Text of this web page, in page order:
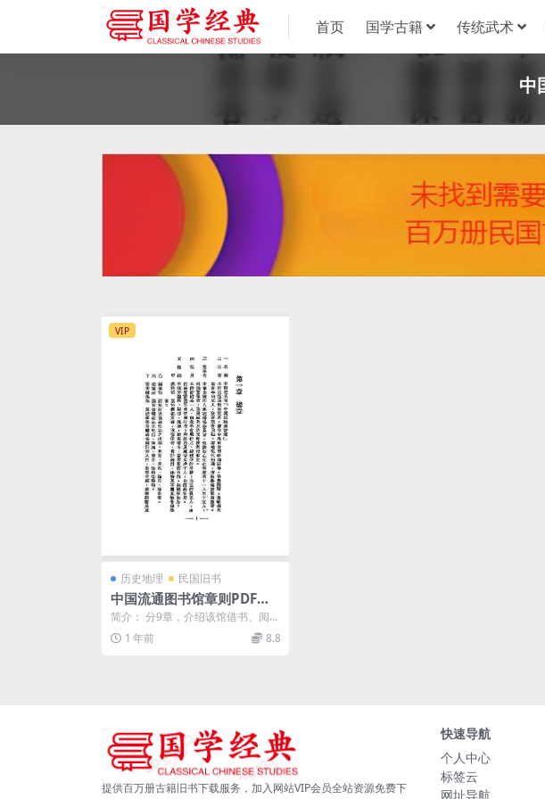
首页 国学古籍 传统武术
中
VIP
历史地理 民国旧书
中国流通图书馆章则PDF下
载,民国时期中国流通图书馆
史料
简介： 分9章，介绍该馆借书、阅览
室、研究室、读书辅导、捐赠图
书、寄存图书，并有...
1 年前 8.8
提供百万册古籍旧书下载服务，加入网站VIP会员全站资源免费下
快速导航
个人中心
标签云
网址导航